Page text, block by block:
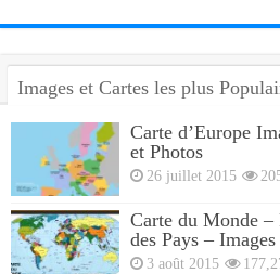
Images et Cartes les plus
Carte d’Europe
et Photos
26 juillet 2015
Carte du Monde –
des Pays – Images
3 août 2015